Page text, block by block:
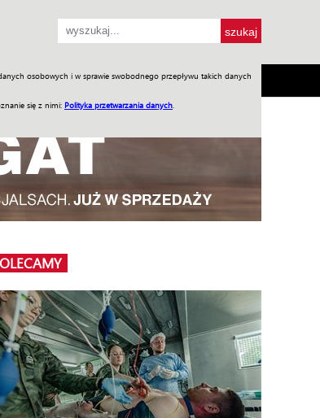
osobowych i w sprawie swobodnego przepływu takich danych
się z nimi: Polityka przetwarzania danych
Jednodniówki Praca w WIW